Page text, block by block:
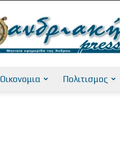
Οικονομια Πολιτισμος